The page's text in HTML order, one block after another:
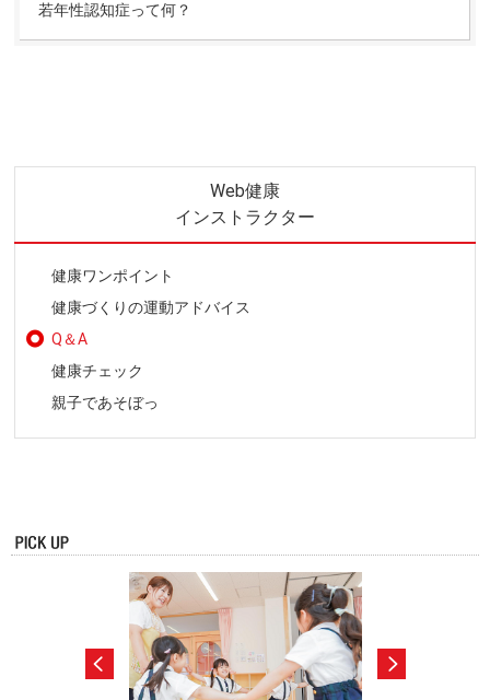
若年性認知症って何？
Web健康
インストラクター
健康ワンポイント
健康づくりの運動アドバイス
Q＆A
健康チェック
親子であそぼっ